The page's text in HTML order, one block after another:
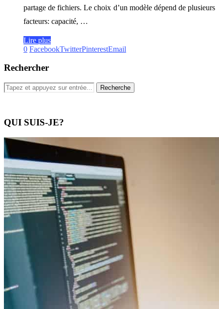
partage de fichiers. Le choix d’un modèle dépend de plusieurs
facteurs: capacité, …
Lire plus
0 FacebookTwitterPinterestEmail
Rechercher
QUI SUIS-JE?